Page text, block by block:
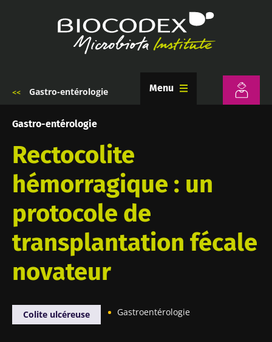
Gastro-entérologie Menu
Gastro-entérologie
Rectocolite
hémorragique : un
protocole de
transplantation fécale
novateur
Colite ulcéreuse Gastroentérologie